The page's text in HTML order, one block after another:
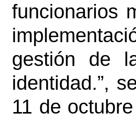
funcionarios
gestión de
identidad.”,
11 de